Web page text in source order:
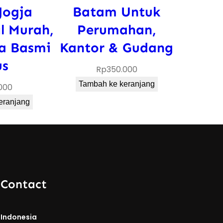
Murah,
Basmi
Batam Untuk
Perumahan,
Kantor & Gudang
Rp350.000
Tambah ke keranjang